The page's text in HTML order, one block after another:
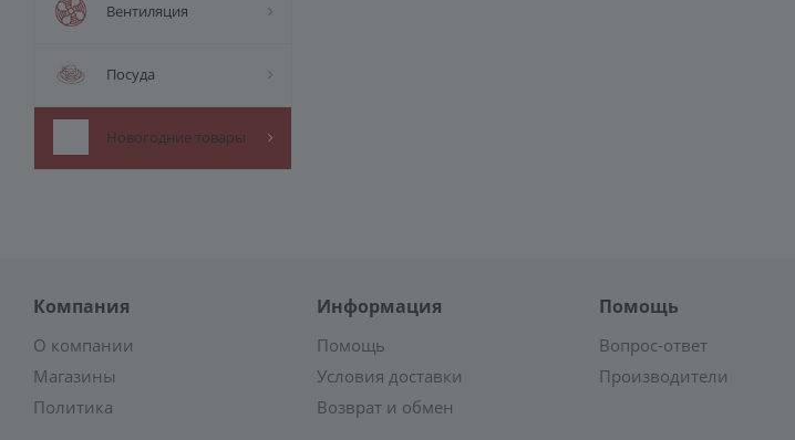
Вентиляция
Посуда
Новогодние товары
Компания
О компании
Магазины
Политика
Информация
Помощь
Условия доставки
Возврат и обмен
Помощь
Вопрос-ответ
Производители